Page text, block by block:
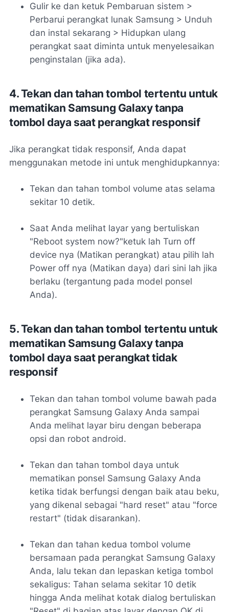
Gulir ke dan ketuk Pembaruan sistem >
Perbarui perangkat lunak Samsung > Unduh
dan instal sekarang > Hidupkan ulang
perangkat saat diminta untuk menyelesaikan
penginstalan (jika ada).
4. Tekan dan tahan tombol tertentu untuk
mematikan Samsung Galaxy tanpa
tombol daya saat perangkat responsif
Jika perangkat tidak responsif, Anda dapat
menggunakan metode ini untuk menghidupkannya:
Tekan dan tahan tombol volume atas selama
sekitar 10 detik.
Saat Anda melihat layar yang bertuliskan
"Reboot system now?"ketuk lah Turn off
device nya (Matikan perangkat) atau pilih lah
Power off nya (Matikan daya) dari sini lah jika
berlaku (tergantung pada model ponsel
Anda).
5. Tekan dan tahan tombol tertentu untuk
mematikan Samsung Galaxy tanpa
tombol daya saat perangkat tidak
responsif
Tekan dan tahan tombol volume bawah pada
perangkat Samsung Galaxy Anda sampai
Anda melihat layar biru dengan beberapa
opsi dan robot android.
Tekan dan tahan tombol daya untuk
mematikan ponsel Samsung Galaxy Anda
ketika tidak berfungsi dengan baik atau beku,
yang dikenal sebagai "hard reset" atau "force
restart" (tidak disarankan).
Tekan dan tahan kedua tombol volume
bersamaan pada perangkat Samsung Galaxy
Anda, lalu tekan dan lepaskan ketiga tombol
sekaligus: Tahan selama sekitar 10 detik
hingga Anda melihat kotak dialog bertuliskan